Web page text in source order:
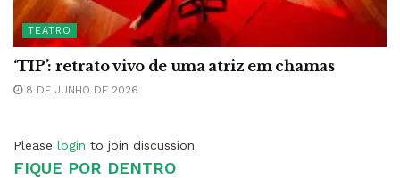
TEATRO
‘TIP’: retrato vivo de uma atriz em chamas
8 DE JUNHO DE 2026
Please login to join discussion
FIQUE POR DENTRO